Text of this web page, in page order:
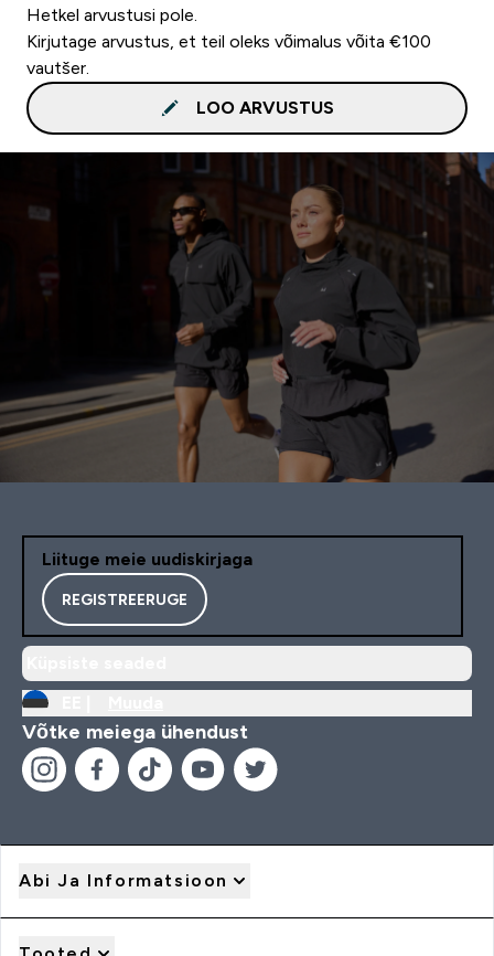
Hetkel arvustusi pole.
Kirjutage arvustus, et teil oleks võimalus võita €100
vautšer.
LOO ARVUSTUS
Liituge meie uudiskirjaga
REGISTREERUGE
Võtke meiega ühendust
Abi Ja Informatsioon